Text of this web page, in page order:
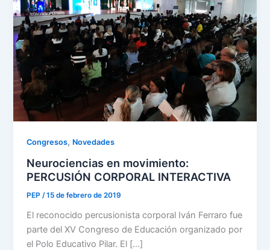
Congresos, Novedades
Neurociencias en movimiento:
PERCUSIÓN CORPORAL INTERACTIVA
PEP/15 de febrero de 2019
El reconocido percusionista corporal Iván Ferraro fue
parte del XV Congreso de Educación organizado por
el Polo Educativo Pilar. El […]